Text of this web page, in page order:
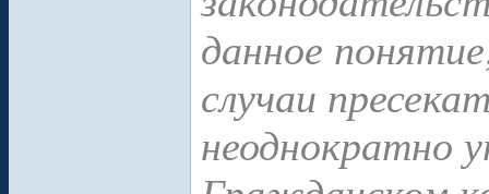
данное
случаи
неоднократно